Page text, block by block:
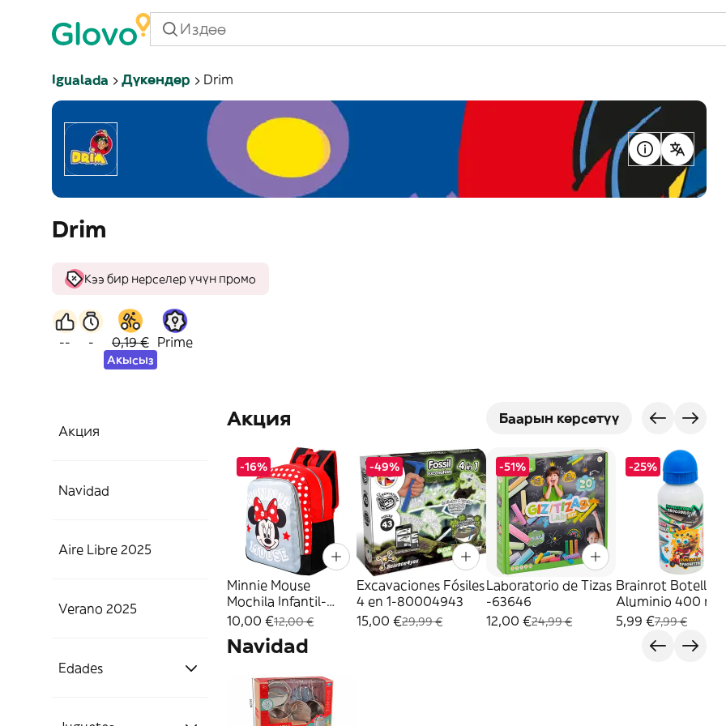
Igualada Дүкөндөр Drim
Drim
Кээ бир нерселер үчүн промо
-- - 0,19 €
Акысыз
Prime
Акция
Navidad
¡San Valentín!
Productos Navidad
Aire Libre 2025
Aire Libre
Manualidades Aire
Verano 2025
Verano 2025.
Edades
Акция Баарын көрсөтүү
-16%
Minnie Mouse
Mochila Infantil-
2100004081
10,00 €12,00 €
-49%
Excavaciones Fósiles
4 en 1-80004943
15,00 €29,99 €
-51%
Laboratorio de Tizas
-63646
12,00 €24,99 €
-25%
Brainrot Botella
Aluminio 400 ml-
20094
5,99 €7,99 €
Navidad